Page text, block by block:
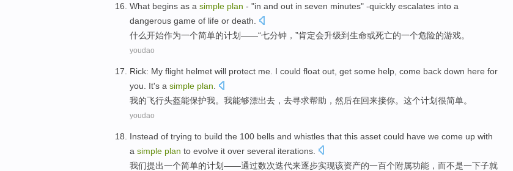
What begins as a simple plan - "in and out in seven minutes" -quickly escalates into a
dangerous game of life or death
什么开始作为一个简单的计划——“七分钟 ，”肯定会升级到生命或死亡的一个危险的游戏。
youdao
Rick: My flight helmet will protect me I could float out get some help come back down here for
you
It's a simple plan
我的飞行头盔能保护我。 我能够漂出去 ， 去寻求帮助，然后在回来接你。 这个计划很简单。
youdao
Instead of trying to build the 100 bells and whistles that this asset could have we come up with
a simple plan to evolve it over several iterations
我们提出一个简单的计划——通过数次迭代来逐步实现该资产的一百个附属功能， 而不是一下子就